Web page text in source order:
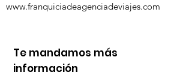
www.franquiciadeagenciadeviajes.com
Te mandamos más
información